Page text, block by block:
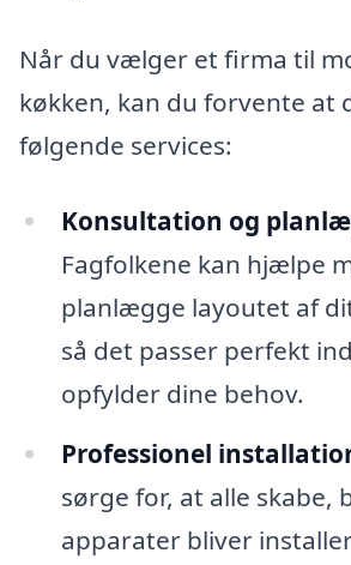
Når du vælger et firma til
køkken, kan du forvente at
følgende services:
Konsultation og
Fagfolkene kan hjælpe
planlægge layoutet af
så det passer perfekt
opfylder dine behov.
Professionel
sørge for, at alle skabe,
apparater bliver